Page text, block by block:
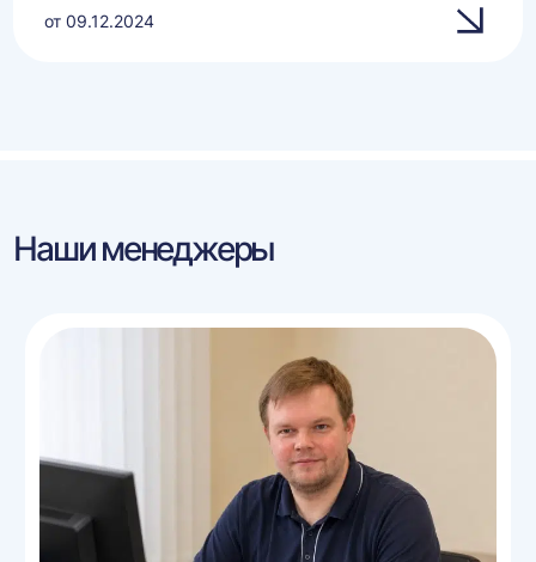
от 09.12.2024
Наши менеджеры